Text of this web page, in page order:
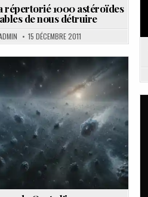
répertorié 1000 astéroïdes
de nous détruire
15 DÉCEMBRE 2011
Posted
in